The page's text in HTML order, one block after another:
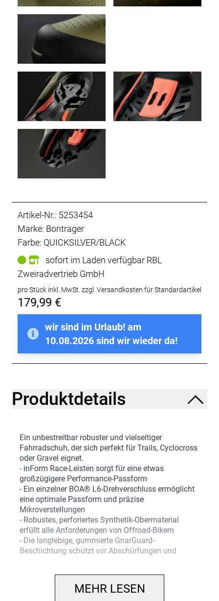
Artikel-Nr.: 5253454
Marke: Bontrager
Farbe: QUICKSILVER/BLACK
sofort im Laden verfügbar RBL
Zweiradvertrieb GmbH
pro Stück inkl. MwSt. zzgl. Versandkosten für Standardartikel
179,99 €
wir sind im Urlaub! am
10.08.2026 sind wir wieder da!
Produktdetails
Ein unbestreitbar robuster und vielseitiger
Fahrradschuh, der sich perfekt für Trails, Cyclocross
oder Gravel eignet.
- inForm Race-Leisten sorgt für eine etwas
großzügigere Performance-Passform
- Ein einzelner BOA® L6-Drehverschluss ermöglicht
eine optimale Passform und präzise
Mikroverstellungen
- Robustes, perforiertes Synthetik-Obermaterial
erfüllt alle Anforderungen von Offroad-Bikern
- Die langlebige, gummierte GnarGuard-
Beschichtung schützt vor Abschürfungen und
ist steif, bietet aber trotzdem einen hohen
MEHR LESEN